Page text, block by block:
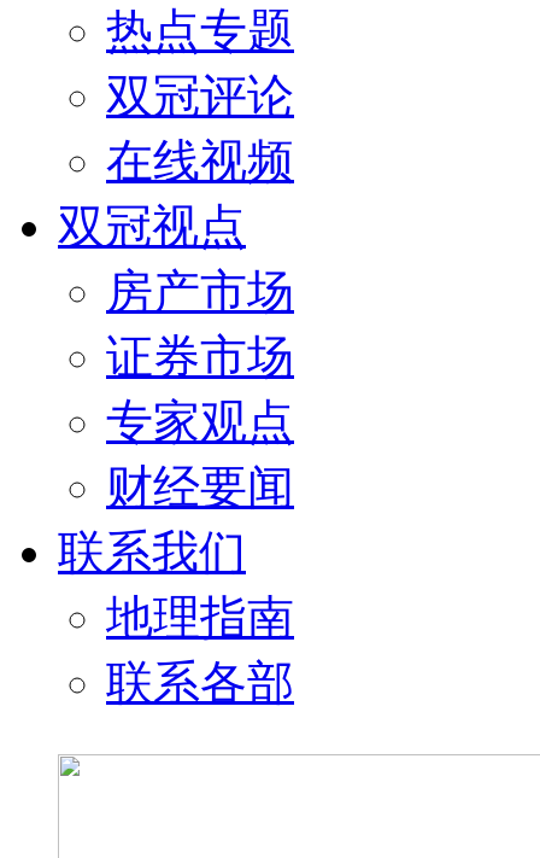
热点专题
双冠评论
在线视频
双冠视点
房产市场
证券市场
专家观点
财经要闻
联系我们
地理指南
联系各部